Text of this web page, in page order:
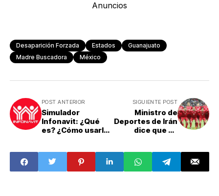
Anuncios
Desaparición Forzada Estados
Guanajuato
Madre Buscadora
México
POST ANTERIOR
Simulador
Infonavit: ¿Qué
es? ¿Cómo usarlo
prestan de
crédito para una
casa?
SIGUIENTE POST
Ministro de
Deportes de Irán
dice que su
2026 por la
guerra con EU